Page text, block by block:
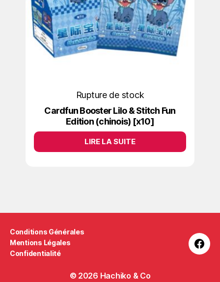
Rupture de stock
Cardfun Booster Lilo & Stitch Fun
Edition (chinois) [x10]
LIRE LA SUITE
Conditions Générales
Mentions Légales
Confidentialité
© 2026 Hachiko & Co